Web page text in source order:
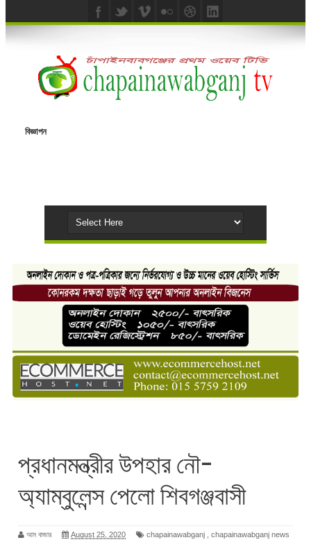
বিজ্ঞাপন
প্রধানমন্ত্রীর উপহার নৌ-
অ্যাম্বুলেন্স পেলো শিবগঞ্জবাসী
আম বাজার August 25, 2020 chapainawabganj
chapainawabganj news